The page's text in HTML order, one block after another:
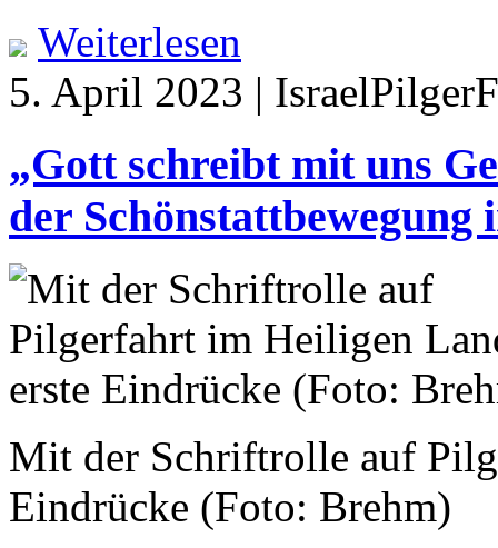
Weiterlesen
5. April 2023 |
„Gott schreibt mit uns
der Schönstattbewegung
Mit der Schriftrolle auf
Eindrücke (Foto: Brehm)